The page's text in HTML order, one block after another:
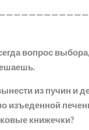
вопрос выбора,
из пучин и
изъеденной
книжечки?